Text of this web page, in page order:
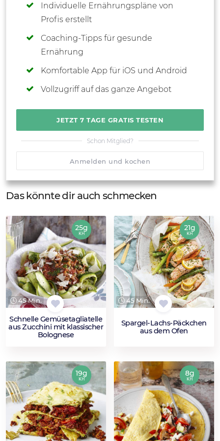
Individuelle Ernährungspläne von
Profis erstellt
Coaching-Tipps für gesunde
Ernährung
Komfortable App für iOS und Android
Vollzugriff auf das ganze Angebot
JETZT 7 TAGE GRATIS TESTEN
Schon Mitglied?
Anmelden und kochen
Das könnte dir auch schmecken
45 Min.
Schnelle Gemüsetagliatelle
aus Zucchini mit klassischer
Bolognese
25g
KH
45 Min.
Spargel-Lachs-Päckchen
aus dem Ofen
21g
KH
19g
KH
8g
KH